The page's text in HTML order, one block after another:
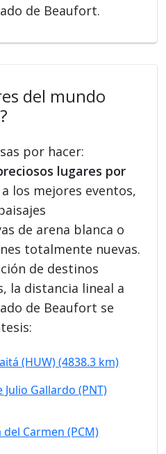
de Beaufort.
del mundo
por hacer:
lugares por
los mejores eventos,
de arena blanca o
totalmente nuevas.
de destinos
la distancia lineal a
de Beaufort se
(HUW) (4838.3 km)
Gallardo (PNT)
Carmen (PCM)